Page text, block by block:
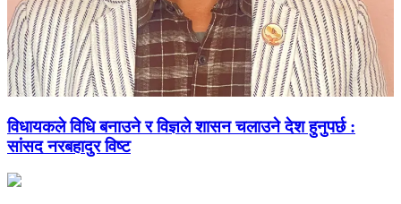
विधायकले विधि बनाउने र विज्ञले शासन चलाउने देश हुनुपर्छ :
सांसद नरबहादुर विष्ट